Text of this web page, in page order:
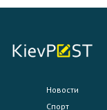
Новости
Спорт